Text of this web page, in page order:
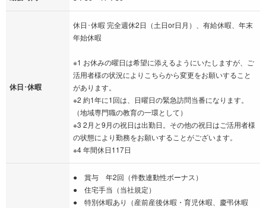
休日･休暇
休日･休暇 完全週休2日（土日or日月）、有給休暇、年末
年始休暇
※1 お休みの曜日は希望に添えるようにいたしますが、ご
活用者様の状況によりこちらから変更をお願いすること
があります。
※2 約1年に1回は、日曜日の緊急訪問当番になります。
（地域専門職の教育の一環として）
※3 2月と9月の祝日は出勤日。その他の祝日はご活用者様
の状態により勤務をお願いすることがございます。
※4 年間休日117日
● 賞与 年2回（件数連動性ボーナス）
● 住宅手当（当社規定）
● 特別休暇あり（産前産後休暇・育児休暇、慶弔休暇